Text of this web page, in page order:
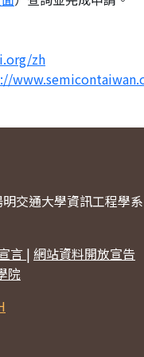
zh
www.
交通大學資訊工程學
言 | 網站資料開放宣告
院